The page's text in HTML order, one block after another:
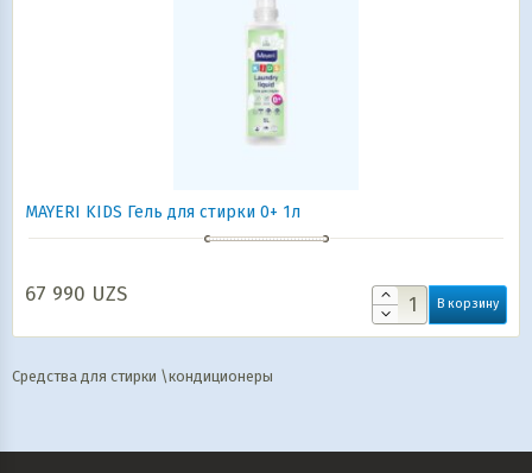
MAYERI KIDS Гель для стирки 0+ 1л
67 990 UZS В корзину
Средства для стирки \кондиционеры